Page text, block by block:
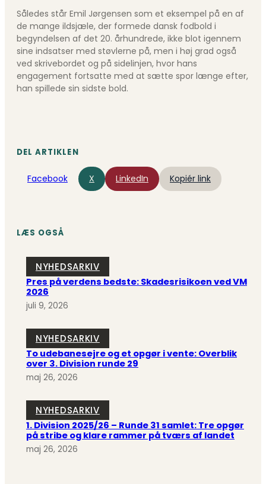
Således står Emil Jørgensen som et eksempel på en af
de mange ildsjæle, der formede dansk fodbold i
begyndelsen af det 20. århundrede, ikke blot igennem
sine indsatser med støvlerne på, men i høj grad også
ved skrivebordet og på sidelinjen, hvor hans
engagement fortsatte med at sætte spor længe efter,
han spillede sin sidste bold.
DEL ARTIKLEN
Facebook X LinkedIn Kopiér link
LÆS OGSÅ
NYHEDSARKIV
Pres på verdens bedste: Skadesrisikoen ved VM
2026
juli 9, 2026
NYHEDSARKIV
To udebanesejre og et opgør i vente: Overblik
over 3. Division runde 29
maj 26, 2026
NYHEDSARKIV
1. Division 2025/26 – Runde 31 samlet: Tre opgør
på stribe og klare rammer på tværs af landet
maj 26, 2026